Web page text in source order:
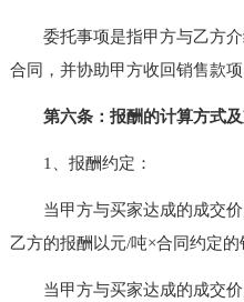
委托事项是指甲方与乙方介
合同，并协助甲方收回销售款项
第六条：报酬的计算方式及
1、报酬约定：
当甲方与买家达成的成交价
乙方的报酬以元/吨×合同约定的
当甲方与买家达成的成交价